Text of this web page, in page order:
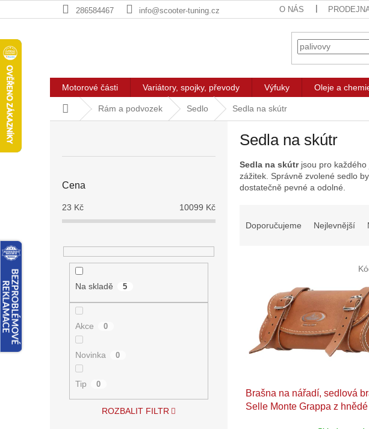
na
286584467 info@scooter-tuning.cz O NÁS
Motorové části Variátory, spojky, převody Výfuky Oleje a
Domů Rám a podvozek Sedlo Sedla na skútr
Cena
23 Kč 10099 Kč
Na skladě 5
Akce 0
Novinka 0
Tip 0
ROZBALIT FILTR
Sedla na skútr
Sedla na skútr jsou pro
zážitek. Správně zvolené sedlo
dostatečně pevné a odolné.
Doporučujeme Nejlevnější
Brašna na nářadí, sedlová
Selle Monte Grappa z